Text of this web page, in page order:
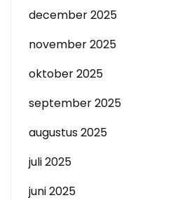
december 2025
november 2025
oktober 2025
september 2025
augustus 2025
juli 2025
juni 2025